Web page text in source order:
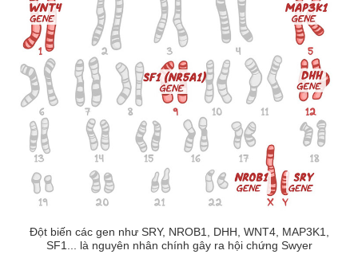
Đột biến các gen như SRY, NROB1, DHH, WNT4, MAP3K1,
SF1... là nguyên nhân chính gây ra hội chứng Swyer